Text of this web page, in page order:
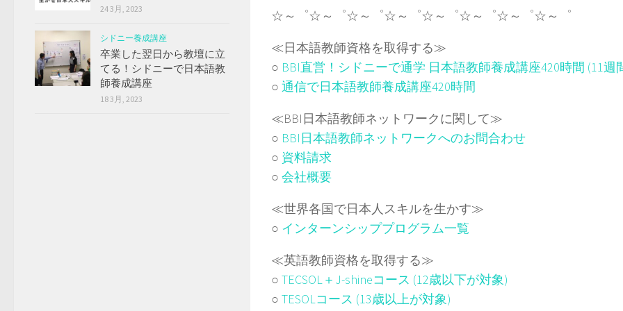
☆～゜☆～゜☆～゜☆～゜☆～゜☆～゜☆～゜☆～゜
≪日本語教師資格を取得する≫
○ BBI直営！シドニーで通学 日本語教師養成講座420時間 (11週
○ 通信で日本語教師養成講座420時間
≪BBI日本語教師ネットワークに関して≫
○ BBI日本語教師ネットワークへのお問合わせ
○ 資料請求
○ 会社概要
≪世界各国で日本人スキルを生かす≫
○ インターンシッププログラム一覧
≪英語教師資格を取得する≫
○ TECSOL＋J-shineコース (12歳以下が対象)
○ TESOLコース (13歳以上が対象)
24 3月, 2023
シドニー養成講座
卒業した翌日から教壇に立
てる！シドニーで日本語教
師養成講座
18 3月, 2023